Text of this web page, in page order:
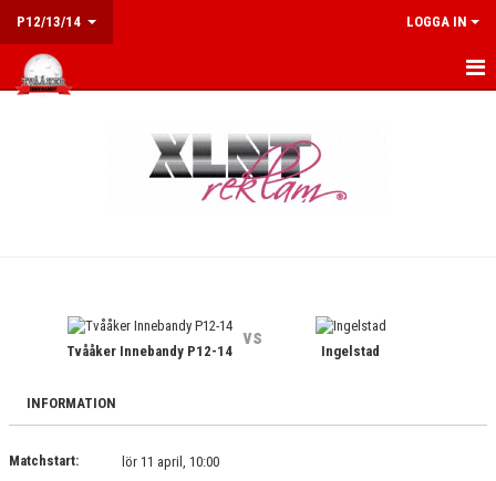
P12/13/14 LOGGA IN
KONTAKTTvååker Innebandy P12-14
vs
Ingelstad
INFORMATION
Matchstart:
lör 11 april, 10:00